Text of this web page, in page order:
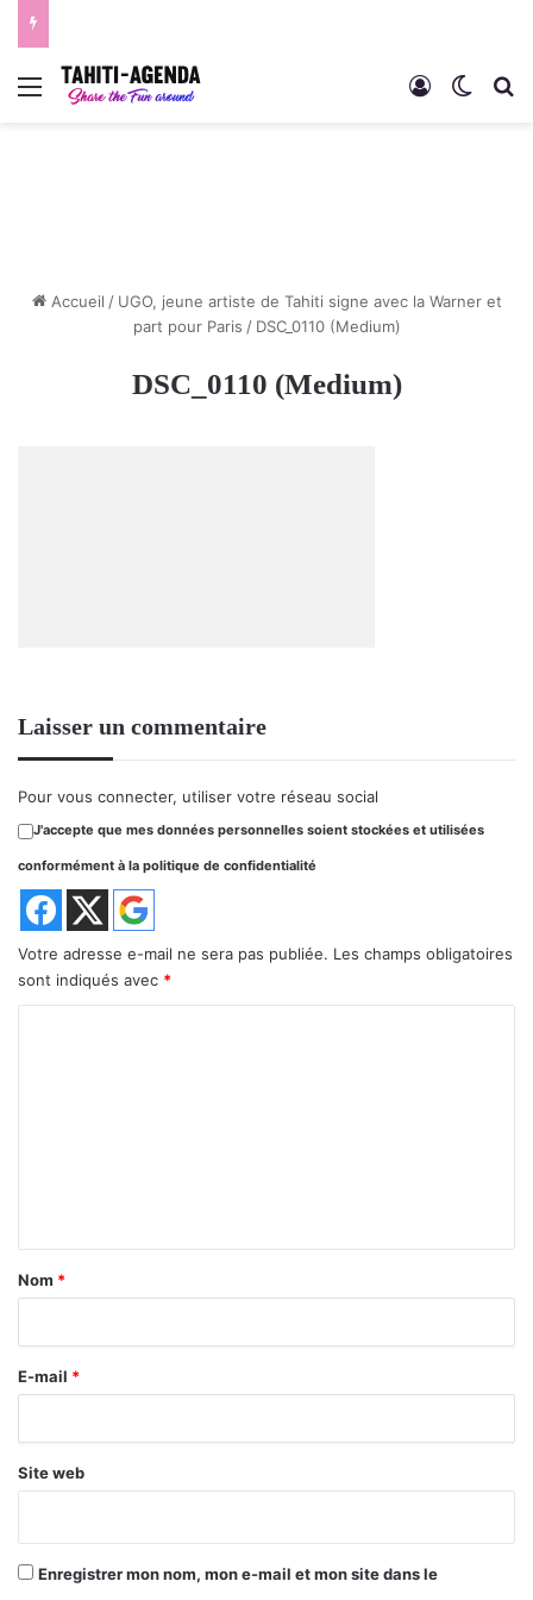
Menu Connexion
Accueil / UGO, jeune artiste de Tahiti signe avec la Warner et
part pour Paris / DSC_0110 (Medium)
DSC_0110 (Medium)
Laisser un commentaire
Pour vous connecter, utiliser votre réseau social
J'accepte que mes données personnelles soient stockées et utilisées
conformément à la politique de confidentialité
Votre adresse e-mail ne sera pas publiée. Les champs obligatoires
sont indiqués avec *
a
r
e
Nom *
E-mail *
Site web
Enregistrer mon nom, mon e-mail et mon site dans le